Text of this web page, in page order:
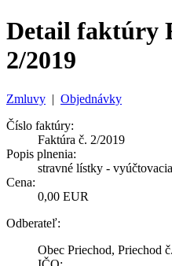
Detail faktúry
2/2019
Zmluvy | Objednávky
Číslo faktúry:
Faktúra č. 2/2019
Popis plnenia:
stravné lístky -
Cena:
0,00 EUR
Odberateľ:
Obec Priechod, Priechod